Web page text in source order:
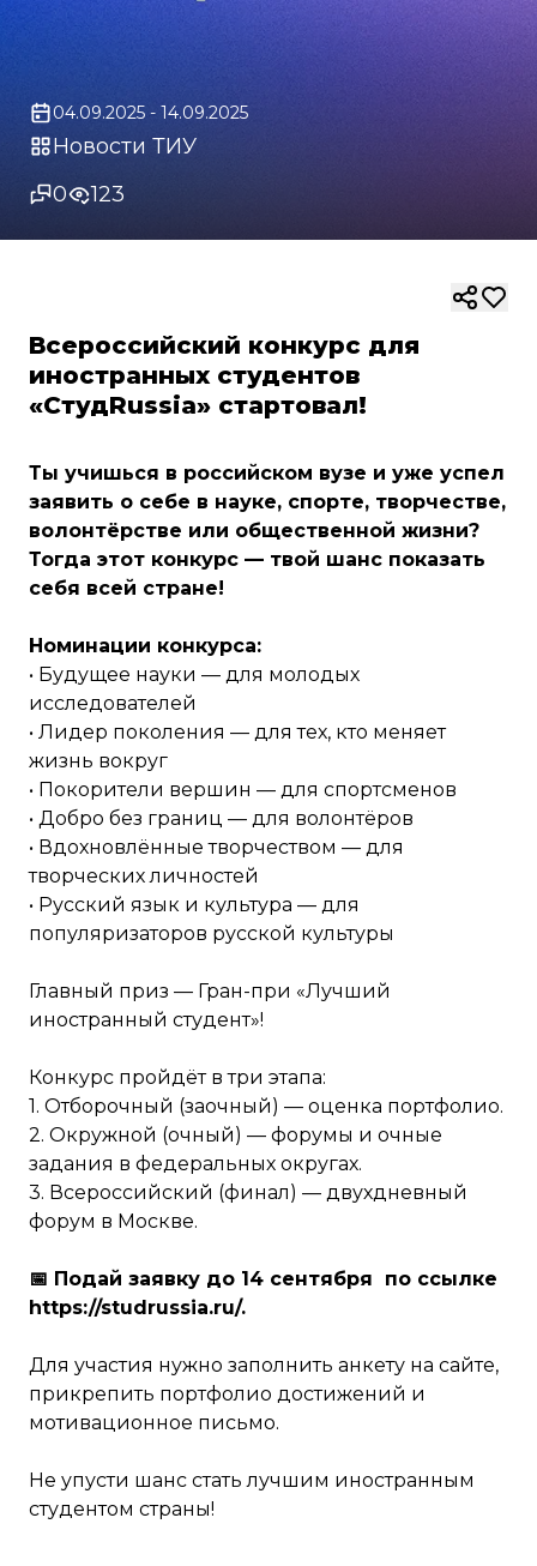
04.09.2025 - 14.09.2025
Новости ТИУ
0
123
Всероссийский конкурс для
иностранных студентов
«СтудRussia» стартовал!
Ты учишься в российском вузе и уже успел
заявить о себе в науке, спорте, творчестве,
волонтёрстве или общественной жизни?
Тогда этот конкурс — твой шанс показать
себя всей стране!
Номинации конкурса:
• Будущее науки — для молодых
исследователей
• Лидер поколения — для тех, кто меняет
жизнь вокруг
• Покорители вершин — для спортсменов
• Добро без границ — для волонтёров
• Вдохновлённые творчеством — для
творческих личностей
• Русский язык и культура — для
популяризаторов русской культуры
Главный приз — Гран-при «Лучший
иностранный студент»!
Конкурс пройдёт в три этапа:
1. Отборочный (заочный) — оценка портфолио.
2. Окружной (очный) — форумы и очные
задания в федеральных округах.
3. Всероссийский (финал) — двухдневный
форум в Москве.
📅 Подай заявку до 14 сентября по ссылке
https://studrussia.ru/.
Для участия нужно заполнить анкету на сайте,
прикрепить портфолио достижений и
мотивационное письмо.
Не упусти шанс стать лучшим иностранным
студентом страны!